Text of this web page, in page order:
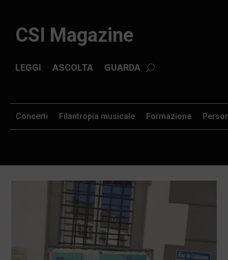
CSI Magazine
ASCOLTA GUARDA
LEGGI
Formazione
Concerti Filantropia musicale